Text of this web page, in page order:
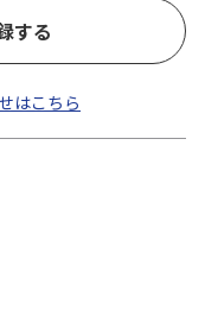
する
はこちら